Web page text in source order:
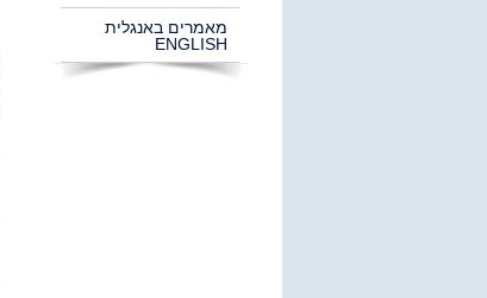
מאמרים באנגלית
ENGLISH